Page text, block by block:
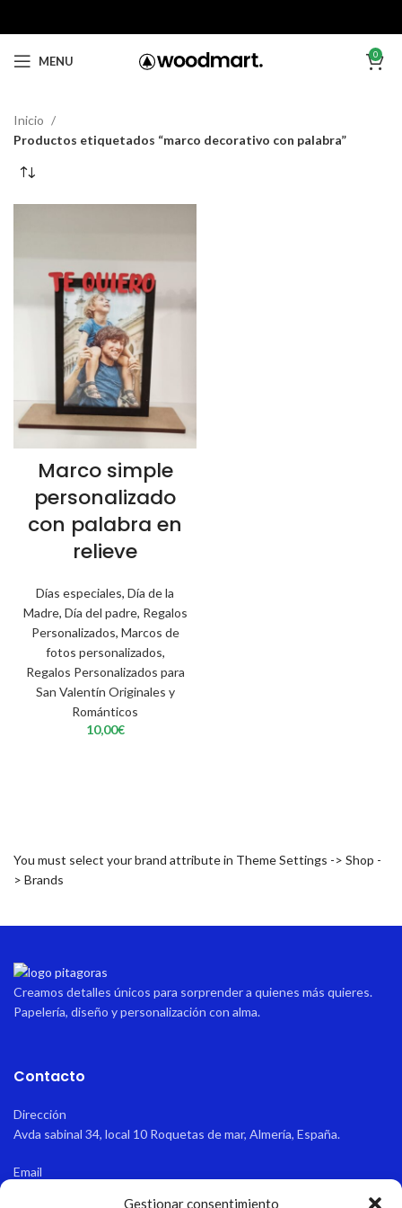
Gestionar consentimiento
MENU 0
Inicio
Productos etiquetados “marco decorativo con palabra”
Marco simple
personalizado
con palabra en
relieve
Días especiales, Día de la
Madre, Día del padre, Regalos
Personalizados, Marcos de
fotos personalizados,
Regalos Personalizados para
San Valentín Originales y
Románticos
10,00€
You must select your brand attribute in Theme Settings -> Shop -
> Brands
Creamos detalles únicos para sorprender a quienes más quieres.
Papelería, diseño y personalización con alma.
Contacto
Dirección
Avda sabinal 34, local 10 Roquetas de mar, Almería, España.
Email